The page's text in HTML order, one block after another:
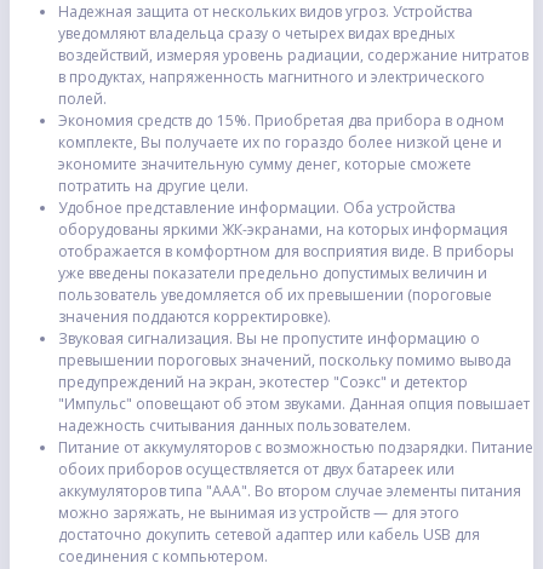
Надежная защита от нескольких видов угроз. Устройства
уведомляют владельца сразу о четырех видах вредных
воздействий, измеряя уровень радиации, содержание нитратов
в продуктах, напряженность магнитного и электрического
полей.
Экономия средств до 15%. Приобретая два прибора в одном
комплекте, Вы получаете их по гораздо более низкой цене и
экономите значительную сумму денег, которые сможете
потратить на другие цели.
Удобное представление информации. Оба устройства
оборудованы яркими ЖК-экранами, на которых информация
отображается в комфортном для восприятия виде. В приборы
уже введены показатели предельно допустимых величин и
пользователь уведомляется об их превышении (пороговые
значения поддаются корректировке).
Звуковая сигнализация. Вы не пропустите информацию о
превышении пороговых значений, поскольку помимо вывода
предупреждений на экран, экотестер "Соэкс" и детектор
"Импульс" оповещают об этом звуками. Данная опция повышает
надежность считывания данных пользователем.
Питание от аккумуляторов с возможностью подзарядки. Питание
обоих приборов осуществляется от двух батареек или
аккумуляторов типа "ААА". Во втором случае элементы питания
можно заряжать, не вынимая из устройств — для этого
достаточно докупить сетевой адаптер или кабель USB для
соединения с компьютером.